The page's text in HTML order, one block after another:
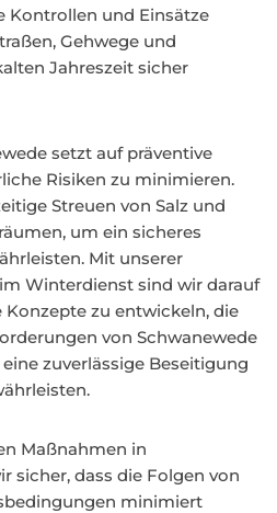
Kontrollen und Einsätze
Gehwege und
Jahreszeit sicher
setzt auf präventive
Risiken zu minimieren.
Streuen von Salz und
um ein sicheres
Mit unserer
Winterdienst sind wir darauf
zu entwickeln, die
von Schwanewede
zuverlässige Beseitigung
Maßnahmen in
sicher, dass die Folgen von
minimiert